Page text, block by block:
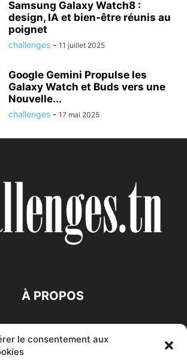
le consentement aux
Samsung Galaxy Watch8 :
design, IA et bien-être réunis au
poignet
challenges - 11 juillet 2025
Google Gemini Propulse les
Galaxy Watch et Buds vers une
Nouvelle...
challenges - 17 mai 2025
À PROPOS